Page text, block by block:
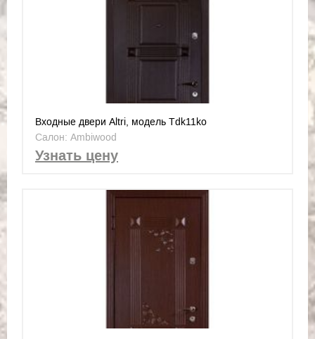
Входные двери Altri, модель Tdk11ko
Салон: Ambiwood
Узнать цену